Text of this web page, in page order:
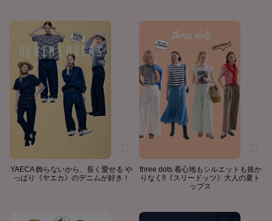
YAECA 飾らないから、長く愛せる や
っぱり《ヤエカ》のデニムが好き！
three dots 着心地もシルエットも抜か
りなく!!《スリードッツ》大人の夏ト
ップス